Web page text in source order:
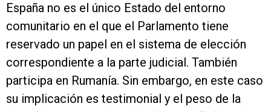
España no es el único Estado del entorno
comunitario en el que el Parlamento tiene
reservado un papel en el sistema de elección
correspondiente a la parte judicial. También
participa en Rumanía. Sin embargo, en este caso
su implicación es testimonial y el peso de la